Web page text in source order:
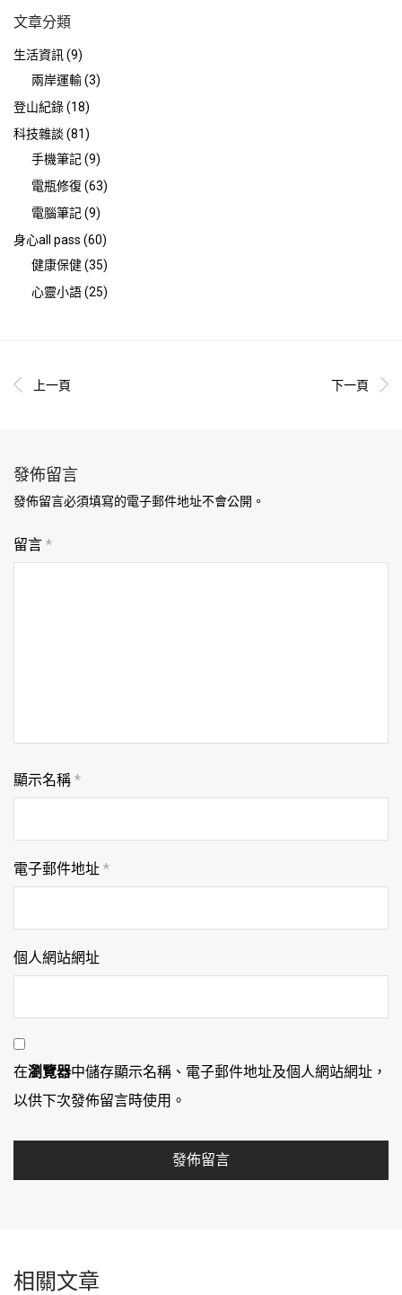
文章分類
生活資訊 (9)
兩岸運輸(3)
登山紀錄(18)
科技雜談 (81)
手機筆記(9)
電瓶修復(63)
電腦筆記(9)
身心all pass (60)
健康保健(35)
心靈小語(25)
上一頁 下一頁
發佈留言
發佈留言必須填寫的電子郵件地址不會公開。
留言 *
顯示名稱 *
電子郵件地址 *
個人網站網址
在瀏覽器中儲存顯示名稱、電子郵件地址及個人網站網址，
以供下次發佈留言時使用。
相關文章